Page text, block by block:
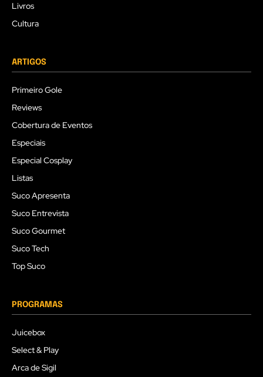
Livros
Cultura
ARTIGOS
Primeiro Gole
Reviews
Cobertura de Eventos
Especiais
Especial Cosplay
Listas
Suco Apresenta
Suco Entrevista
Suco Gourmet
Suco Tech
Top Suco
PROGRAMAS
Juicebox
Select & Play
Arca de Sigil